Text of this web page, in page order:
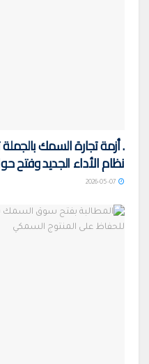
. أزمة تجارة السمك
نظام الأداء الجديد وفتح